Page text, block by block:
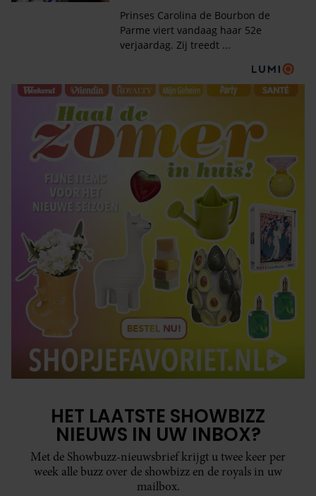
HET LAATSTE SHOWBIZZ
NIEUWS IN UW INBOX?
Met de Showbuzz-nieuwsbrief krijgt u twee keer per
week alle buzz over de showbizz en de royals in uw
mailbox.